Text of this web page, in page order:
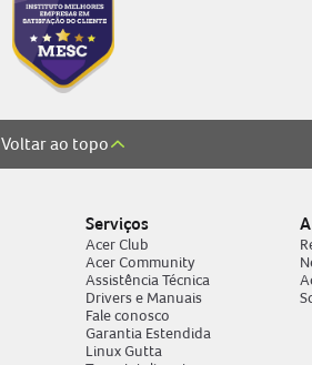
Voltar ao topo
Serviços
Acer Club
Acer Community
Assistência Técnica
Drivers e Manuais
Fale conosco
Garantia Estendida
Linux Gutta